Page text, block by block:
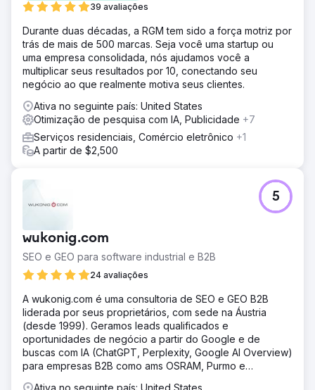
39 avaliações
Durante duas décadas, a RGM tem sido a força motriz por
trás de mais de 500 marcas. Seja você uma startup ou
uma empresa consolidada, nós ajudamos você a
multiplicar seus resultados por 10, conectando seu
negócio ao que realmente motiva seus clientes.
Ativa no seguinte país: United States
Otimização de pesquisa com IA, Publicidade +7
Serviços residenciais, Comércio eletrônico +1
A partir de $2,500
wukonig.com
SEO e GEO para software industrial e B2B
24 avaliações
5
A wukonig.com é uma consultoria de SEO e GEO B2B
liderada por seus proprietários, com sede na Áustria
(desde 1999). Geramos leads qualificados e
oportunidades de negócio a partir do Google e de
buscas com IA (ChatGPT, Perplexity, Google AI Overview)
para empresas B2B como ams OSRAM, Purmo e
Ativa no seguinte país: United States